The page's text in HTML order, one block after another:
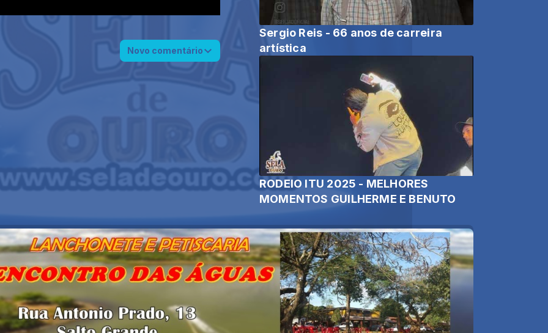
Sergio Reis - 66 anos de carreira
artística
RODEIO ITU 2025 - MELHORES
MOMENTOS GUILHERME E BENUTO
Novo comentário